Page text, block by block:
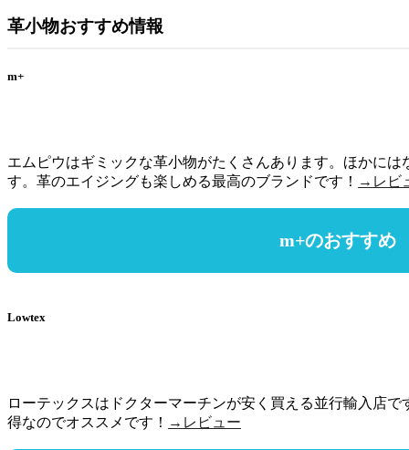
革小物おすすめ情報
m+
エムピウはギミックな革小物がたくさんあります。ほかに
す。革のエイジングも楽しめる最高のブランドです！ →レビ
m+のおすすめ
Lowtex
ローテックスはドクターマーチンが安く買える並行輸入店
得なのでオススメです！ →レビュー